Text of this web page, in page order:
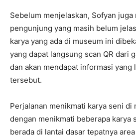
Sebelum menjelaskan, Sofyan juga
pengunjung yang masih belum
karya yang ada di museum ini
yang dapat langsung scan QR dari
dan akan mendapat informasi yang
tersebut.
Perjalanan menikmati karya seni di
dengan menikmati beberapa karya
berada di lantai dasar tepatnya